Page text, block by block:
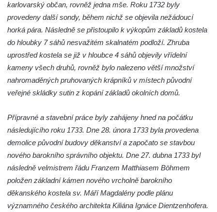
Kostel svatého Vendelína v Perštejně
Kostel Nejsvětější Trojice v Klášterci nad
Ohří
Evangelická modlitebna u autobusového
nádraží v Dubé
Hřbitovní kaple ve Velkém Šenově
Kostel svatého Jakuba Většího v Cítolibech
Márnice na hřbitově v Chlumčanech
Kostel svatého Klementa ve Chlumčanech
Kaple svatého Václava ve Vlčí
Kaple západně od Veltěž u silnice do
Černčic
karlovarský občan, rovněž jedna mše. Roku 1732 byly
provedeny další sondy, během nichž se objevila nežádoucí
horká pára. Následně se přistoupilo k výkopům základů kostela
do hloubky 7 sáhů nesvažitém skalnatém podloží. Zhruba
uprostřed kostela se již v hloubce 4 sáhů objevily vřídelní
kameny všech druhů, rovněž bylo nalezeno větší množství
nahromaděných pruhovaných krápníků v místech původní
veřejné skládky sutin z kopání základů okolních domů.
Přípravné a stavební práce byly zahájeny hned na počátku
následujícího roku 1733. Dne 28. února 1733 byla provedena
demolice původní budovy děkanství a započato se stavbou
nového barokního správního objektu. Dne 27. dubna 1733 byl
následně velmistrem řádu Franzem Matthiasem Böhmem
položen základní kámen nového vrcholně barokního
děkanského kostela sv. Máří Magdalény podle plánu
významného českého architekta Kiliána Ignáce Dientzenhofera.